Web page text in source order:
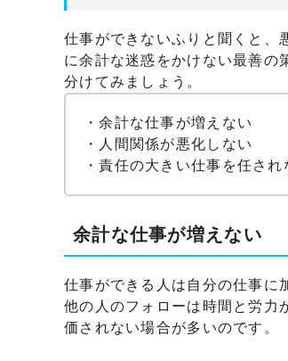
仕事ができないふりと聞くと、
に余計な迷惑をかけない最善の
分けてみましょう。
・余計な仕事が増えない
・人間関係が悪化しない
・責任の大きい仕事を任され
余計な仕事が増えない
仕事ができる人は自分の仕事に
他の人のフォローは時間と労力
価されない場合が多いのです。